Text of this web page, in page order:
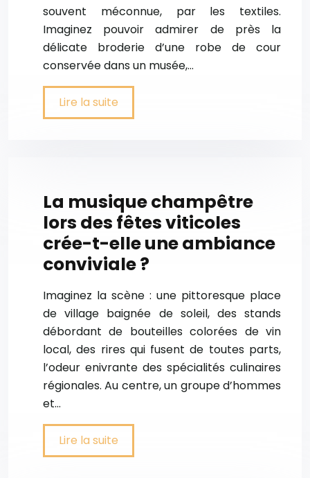
souvent méconnue, par les textiles.
Imaginez pouvoir admirer de près la
délicate broderie d’une robe de cour
conservée dans un musée,…
Lire la suite
La musique champêtre
lors des fêtes viticoles
crée-t-elle une ambiance
conviviale ?
Imaginez la scène : une pittoresque place
de village baignée de soleil, des stands
débordant de bouteilles colorées de vin
local, des rires qui fusent de toutes parts,
l’odeur enivrante des spécialités culinaires
régionales. Au centre, un groupe d’hommes
et…
Lire la suite